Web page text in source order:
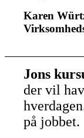
Karen
Jons
der vil
på jobbet.